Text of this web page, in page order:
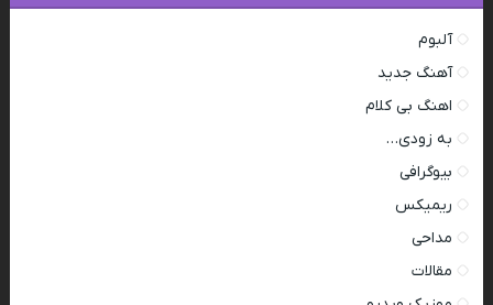
آلبوم
آهنگ جدید
اهنگ بی کلام
به زودی…
بیوگرافی
ریمیکس
مداحی
مقالات